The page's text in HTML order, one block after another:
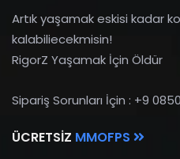
Artık yaşamak eskisi kadar
kalabiliecekmisin!
RigorZ Yaşamak İçin Öldür
Sipariş Sorunları İçin : +9
ÜCRETSIZ MMOFPS